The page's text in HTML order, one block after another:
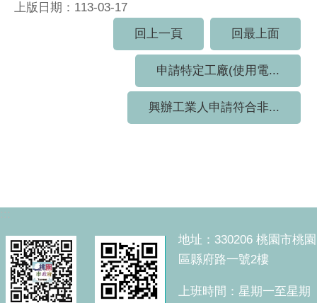
上版日期：113-03-17
回上一頁
回最上面
申請特定工廠(使用電...
興辦工業人申請符合非...
:::
地址：330206 桃園市桃園
區縣府路一號2樓
上班時間：星期一至星期